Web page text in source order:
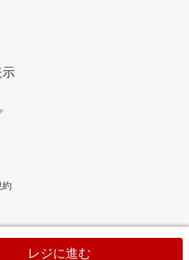
レジに進む
示
約